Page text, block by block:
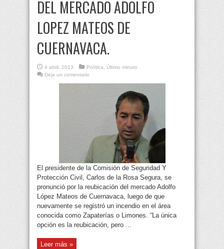
DEL MERCADO ADOLFO
LOPEZ MATEOS DE
CUERNAVACA.
4 abril, 2013 Política, Último minuto
Deja un comentario
El presidente de la Comisión de Seguridad Y
Protección Civil, Carlos de la Rosa Segura, se
pronunció por la reubicación del mercado Adolfo
López Mateos de Cuernavaca, luego de que
nuevamente se registró un incendio en el área
conocida como Zapaterías o Limones. “La única
opción es la reubicación, pero ...
Leer más »